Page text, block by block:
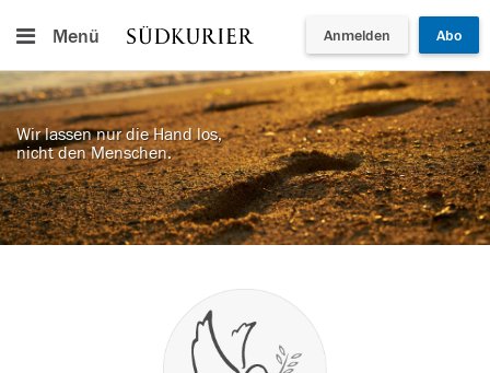
Menü Anmelden Abo
Wir lassen nur die Hand los,
nicht den Menschen.